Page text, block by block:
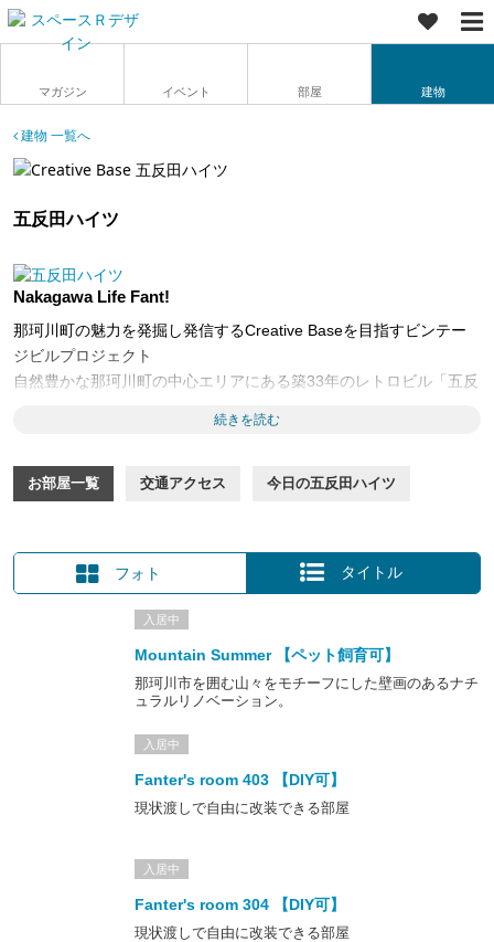
マガジン イベント 部屋 建物
建物 一覧へ
五反田ハイツ
Nakagawa Life Fant!
那珂川町の魅力を発掘し発信するCreative Baseを目指すビンテー
ジビルプロジェクト
自然豊かな那珂川町の中心エリアにある築33年のレトロビル「五反
で）」「Hunt（ハントしよう）」の3つの意味を込めた”Fant"をキ
ーワードとした『Nakagawa Life Fant!（那珂川の魅力をみんなで
拠点を目指すプロジェクトが2015年よりスタートしました。
詳細は公式WEB「Nakagawa Life Fant! 」にて随時更新中！
↑筑紫耶馬溪をイメージしたパターンを施した305号室「
ベーションしました。
「まちのかけら」とは那珂川町の魅力を切り取ったものを指し、そ
れをデザインパーツとして空間に注ぎ込みます。
続きを読む
お部屋一覧 交通アクセス 今日の五反田ハイツ
フォト タイトル
入居中
Mountain Summer 【ペット飼育可】
那珂川市を囲む山々をモチーフにした壁画のあるナチ
ュラルリノベーション。
入居中
Fanter's room 403 【DIY可】
現状渡しで自由に改装できる部屋
入居中
Fanter's room 304 【DIY可】
現状渡しで自由に改装できる部屋